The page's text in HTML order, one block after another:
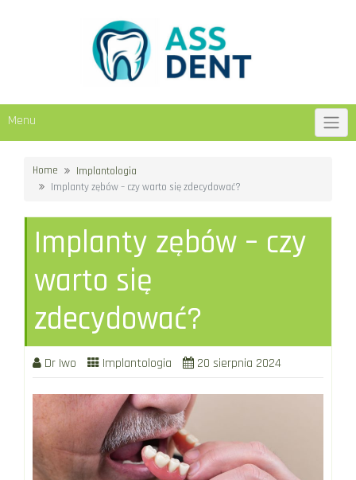
Menu
Home
Implantologia
Implanty zębów – czy warto się zdecydować?
Implanty zębów – czy
warto się
zdecydować?
Dr Iwo Implantologia 20 sierpnia 2024